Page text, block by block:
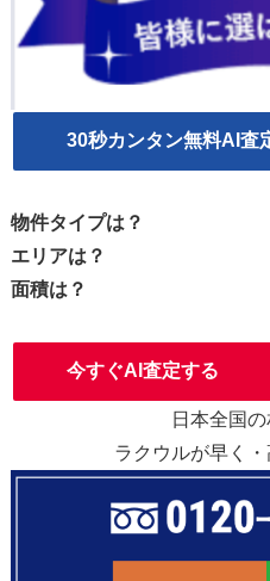
30秒カンタン無料AI査
物件タイプは？
エリアは？
面積は？
今すぐAI査定する
日本全国
ラクウルが早く